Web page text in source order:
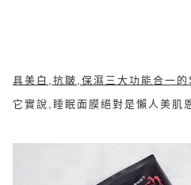
具美白,抗皺,保濕三大功能合一
它實說,睡 眠面膜絕對是懶人美肌